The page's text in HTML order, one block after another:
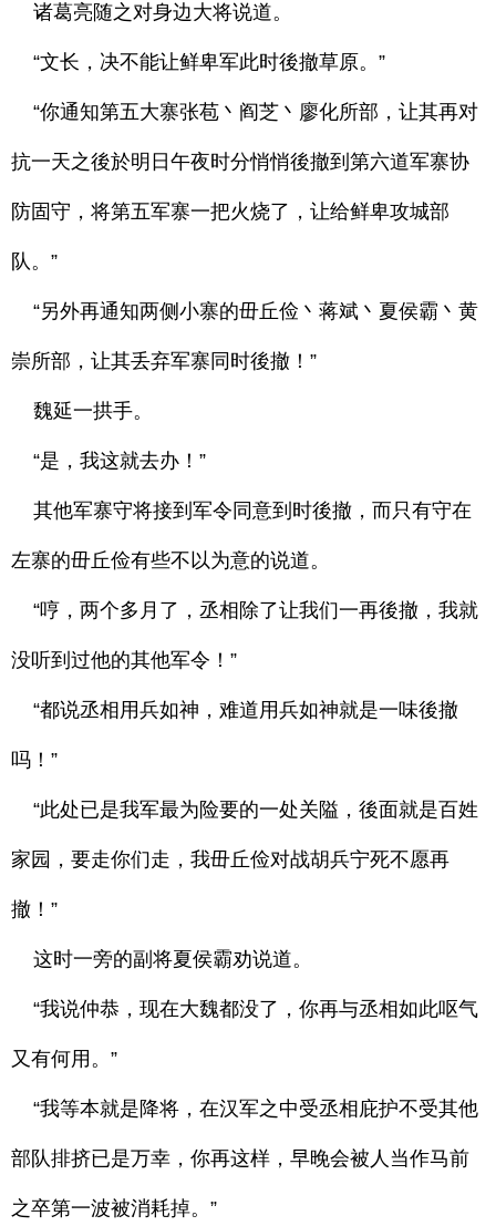
诸葛亮随之对身边大将说道。
“文长，决不能让鲜卑军此时後撤草原。”
“你通知第五大寨张苞丶阎芝丶廖化所部，让其再对
抗一天之後於明日午夜时分悄悄後撤到第六道军寨协
防固守，将第五军寨一把火烧了，让给鲜卑攻城部
队。”
“另外再通知两侧小寨的毌丘俭丶蒋斌丶夏侯霸丶黄
崇所部，让其丢弃军寨同时後撤！”
魏延一拱手。
“是，我这就去办！”
其他军寨守将接到军令同意到时後撤，而只有守在
左寨的毌丘俭有些不以为意的说道。
“哼，两个多月了，丞相除了让我们一再後撤，我就
没听到过他的其他军令！”
“都说丞相用兵如神，难道用兵如神就是一味後撤
吗！”
“此处已是我军最为险要的一处关隘，後面就是百姓
家园，要走你们走，我毌丘俭对战胡兵宁死不愿再
撤！”
这时一旁的副将夏侯霸劝说道。
“我说仲恭，现在大魏都没了，你再与丞相如此呕气
又有何用。”
“我等本就是降将，在汉军之中受丞相庇护不受其他
部队排挤已是万幸，你再这样，早晚会被人当作马前
之卒第一波被消耗掉。”